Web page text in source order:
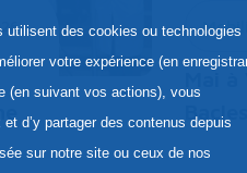
Mai
utilisent des cookies ou technologies
votre expérience (en
(en suivant vos actions), vous
d’y partager des contenus depuis
sur notre site ou ceux de nos